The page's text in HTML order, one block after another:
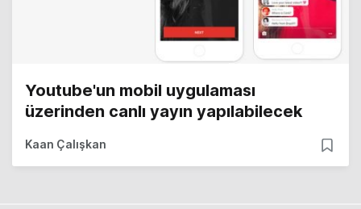
Youtube'un mobil uygulaması
üzerinden canlı yayın yapılabilecek
Kaan Çalışkan